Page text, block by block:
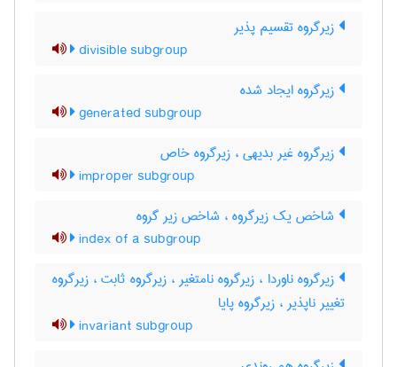
زیرگروه تقسیم پذیر
divisible subgroup
زیرگروه ایجاد شده
generated subgroup
زیرگروه غیر بدیهی ، زیرگروه خاص
improper subgroup
شاخص یک زیرگروه ، شاخص زیر گروه
index of a subgroup
زیرگروه ناوردا ، زیرگروه نامتغیر ، زیرگروه ثابت ، زیرگروه
تغییر ناپذیر ، زیرگروه پایا
invariant subgroup